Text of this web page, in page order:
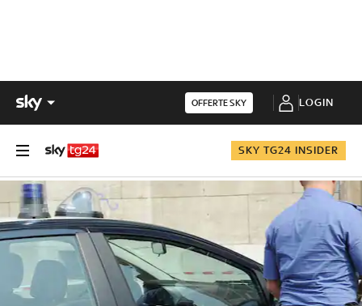
OFFERTE SKY LOGIN
SKY TG24 INSIDER